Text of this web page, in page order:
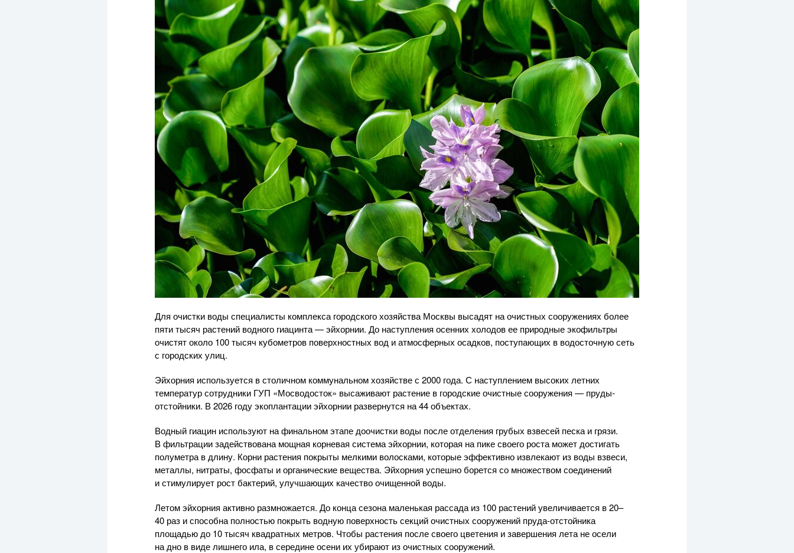
Для очистки воды специалисты комплекса городского хозяйства Москвы высадят на очистных сооружениях более
пяти тысяч растений водного гиацинта — эйхорнии. До наступления осенних холодов ее природные экофильтры
очистят около 100 тысяч кубометров поверхностных вод и атмосферных осадков, поступающих в водосточную сеть
с городских улиц.
Эйхорния используется в столичном коммунальном хозяйстве с 2000 года. С наступлением высоких летних
температур сотрудники ГУП «Мосводосток» высаживают растение в городские очистные сооружения — пруды-
отстойники. В 2026 году экоплантации эйхорнии развернутся на 44 объектах.
Водный гиацин используют на финальном этапе доочистки воды после отделения грубых взвесей песка и грязи.
В фильтрации задействована мощная корневая система эйхорнии, которая на пике своего роста может достигать
полуметра в длину. Корни растения покрыты мелкими волосками, которые эффективно извлекают из воды взвеси,
металлы, нитраты, фосфаты и органические вещества. Эйхорния успешно борется со множеством соединений
и стимулирует рост бактерий, улучшающих качество очищенной воды.
Летом эйхорния активно размножается. До конца сезона маленькая рассада из 100 растений увеличивается в 20–
40 раз и способна полностью покрыть водную поверхность секций очистных сооружений пруда-отстойника
площадью до 10 тысяч квадратных метров. Чтобы растения после своего цветения и завершения лета не осели
на дно в виде лишнего ила, в середине осени их убирают из очистных сооружений.